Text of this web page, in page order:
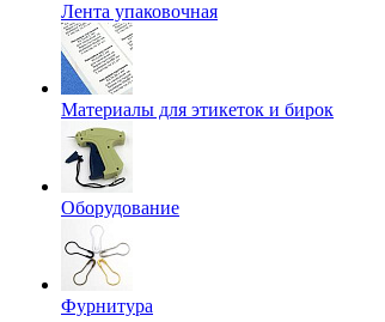
Лента упаковочная
Материалы для этикеток и бирок
Оборудование
Фурнитура